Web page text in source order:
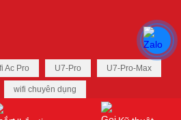
Ac Pro U7-Pro U7-Pro-Max
wifi chuyên dụng